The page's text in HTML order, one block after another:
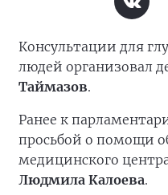
Консультации для
людей организовал
Таймазов.
Ранее к
просьбой о помощи
медицинского
Людмила Калоева.